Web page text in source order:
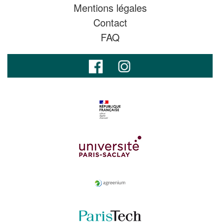
Mentions légales
Contact
FAQ